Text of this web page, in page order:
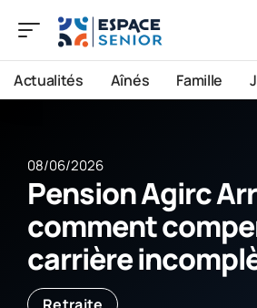
Actualités Aînés Famille
08/06/2026
Pension Agirc
comment
carrière